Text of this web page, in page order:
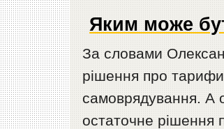
Яким може
За словами
рішення про тарифи
самоврядування. А
остаточне рішення